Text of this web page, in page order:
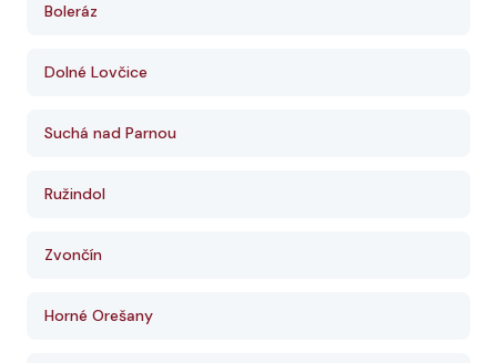
Boleráz
Dolné Lovčice
Suchá nad Parnou
Ružindol
Zvončín
Horné Orešany